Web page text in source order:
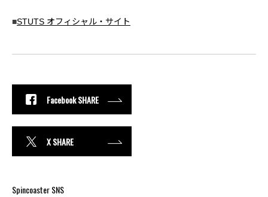
■STUTS オフィシャル・サイト
Facebook SHARE
X SHARE
Spincoaster SNS